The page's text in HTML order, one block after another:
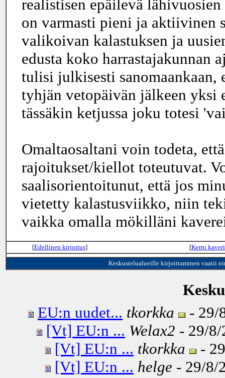
realistisen epäilevä
on varmasti pieni ja aktiivinen
valikoivan kalastuksen ja
edusta koko harrastajakunnan
tulisi julkisesti sanomaankaan,
tyhjän vetopäivän jälkeen
tässäkin ketjussa joku totesi
Omaltaosaltani voin todeta,
rajoitukset/kiellot toteutuvat.
saalisorientoitunut, että jos
vietetty kalastusviikko, niin
vaikka omalla mökilläni
[Edellinen kirjoitus] [Kerro
Keskustelualueille kirjoittaminen vaatii
EU:n uudet... tkorkka
- 29/
[Vt] EU:n ... Welax2 - 29/
[Vt] EU:n ... tkorkka
-
[Vt] EU:n ... helge - 29/8/